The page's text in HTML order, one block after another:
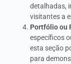
detalhadas,
visitantes a
Portfólio ou
específicos
esta seção
para